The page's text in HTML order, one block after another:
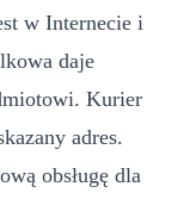
w Internecie i
daje
Kurier
adres.
obsługę dla